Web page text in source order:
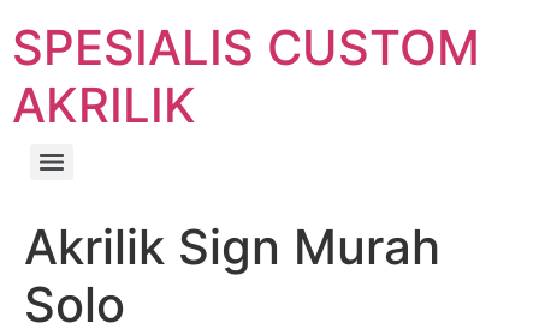
SPESIALIS CUSTOM
AKRILIK
Akrilik Sign Murah
Solo